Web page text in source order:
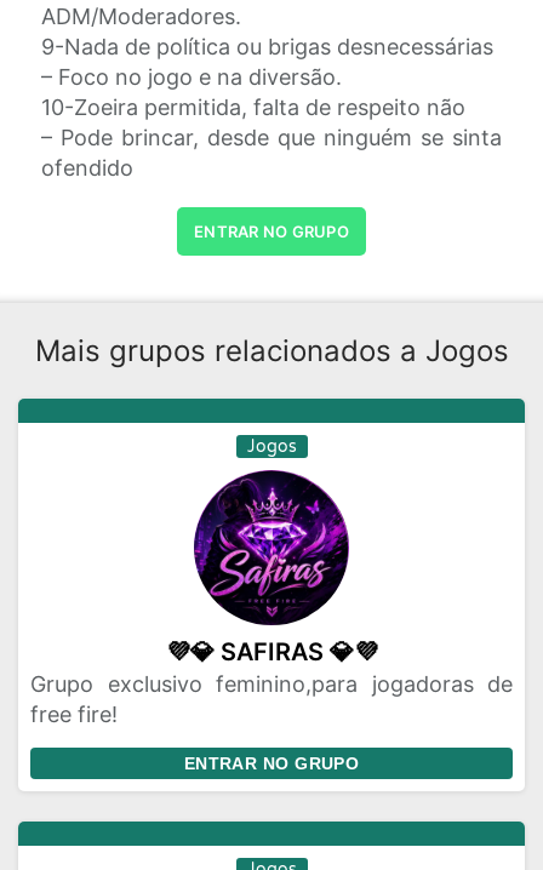
ADM/Moderadores.
9-Nada de política ou brigas desnecessárias
– Foco no jogo e na diversão.
10-Zoeira permitida, falta de respeito não
– Pode brincar, desde que ninguém se sinta
ofendido
ENTRAR NO GRUPO
Mais grupos relacionados a Jogos
Jogos
💜💎 SAFIRAS 💎💜
Grupo exclusivo feminino,para jogadoras de
free fire!
ENTRAR NO GRUPO